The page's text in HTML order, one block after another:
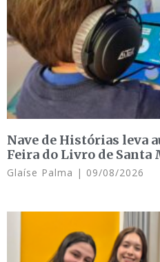
Nave de Histórias leva
Feira do Livro de Santa
Glaíse Palma 09/08/2026